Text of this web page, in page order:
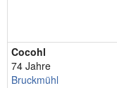
Cocohl
74 Jahre
Bruckmühl